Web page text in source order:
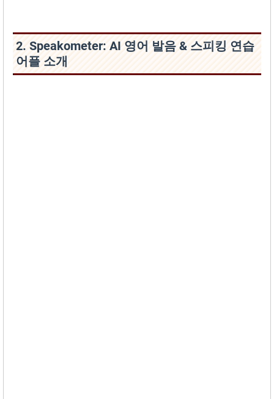
2. Speakometer: AI 영어 발음 & 스피킹 연습
어플 소개